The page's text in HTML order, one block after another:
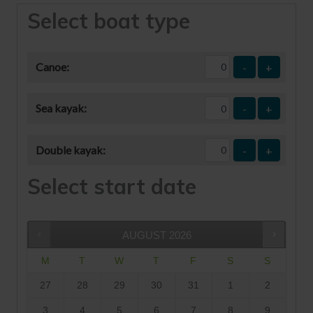
Select boat type
Canoe: - +
Sea kayak: - +
Double kayak: - +
Select start date
AUGUST 2026
M T W T F S S
27 28 29 30 31 1 2
3 4 5 6 7 8 9